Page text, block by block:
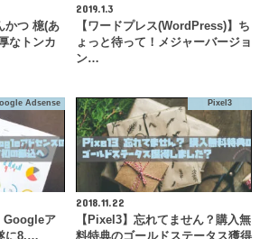
かつ 檍(あ
なトンカ
2019.1.3
【ワードプレス(WordPress)】ち
ょっと待って！メジャーバージョ
ン…
Adsense
Googleア
に8,…
Pixel3
2018.11.22
【Pixel3】忘れてません？購入無
料特典のゴールドステータス獲得